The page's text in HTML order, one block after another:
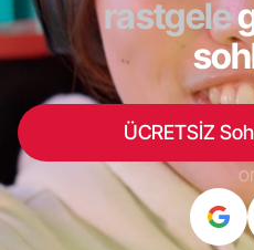
rastgele
ÜCRETSİZ